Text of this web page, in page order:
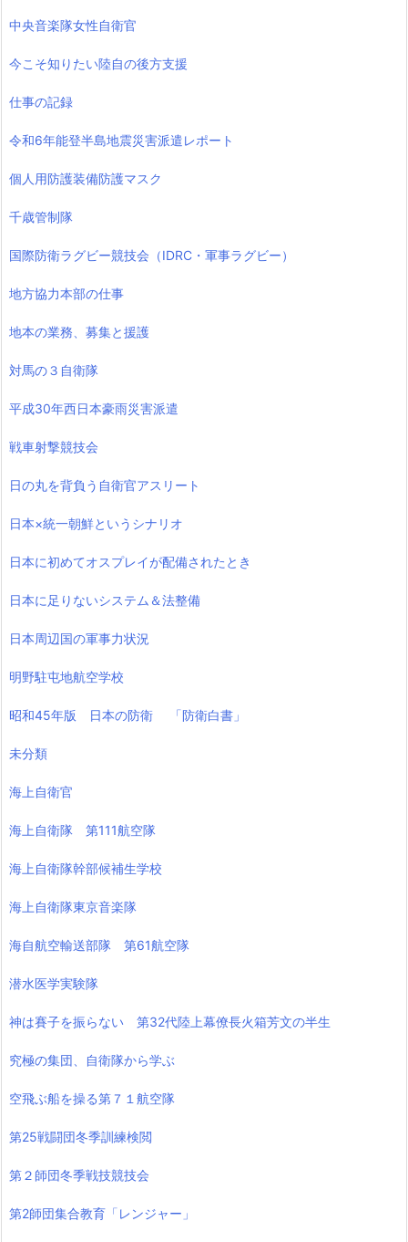
中央音楽隊女性自衛官
今こそ知りたい陸自の後方支援
仕事の記録
令和6年能登半島地震災害派遣レポート
個人用防護装備防護マスク
千歳管制隊
国際防衛ラグビー競技会（IDRC・軍事ラグビー）
地方協力本部の仕事
地本の業務、募集と援護
対馬の３自衛隊
平成30年西日本豪雨災害派遣
戦車射撃競技会
日の丸を背負う自衛官アスリート
日本×統一朝鮮というシナリオ
日本に初めてオスプレイが配備されたとき
日本に足りないシステム＆法整備
日本周辺国の軍事力状況
明野駐屯地航空学校
昭和45年版 日本の防衛 「防衛白書」
未分類
海上自衛官
海上自衛隊 第111航空隊
海上自衛隊幹部候補生学校
海上自衛隊東京音楽隊
海自航空輸送部隊 第61航空隊
潜水医学実験隊
神は賽子を振らない 第32代陸上幕僚長火箱芳文の半生
究極の集団、自衛隊から学ぶ
空飛ぶ船を操る第７１航空隊
第25戦闘団冬季訓練検閲
第２師団冬季戦技競技会
第2師団集合教育「レンジャー」